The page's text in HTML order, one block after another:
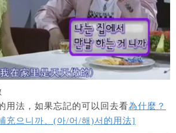
用法，如果忘記的可以回去看為什麼？
充으니까、(아/어/해)서的用法]